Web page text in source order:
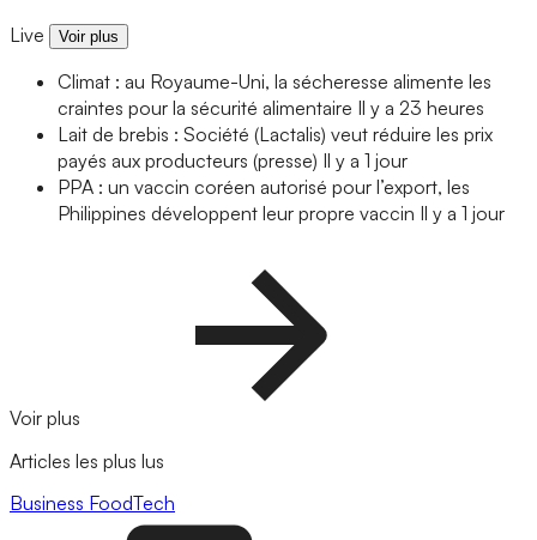
Live Voir plus
Climat : au Royaume-Uni, la sécheresse alimente les
craintes pour la sécurité alimentaire Il y a 23 heures
Lait de brebis : Société (Lactalis) veut réduire les prix
payés aux producteurs (presse) Il y a 1 jour
PPA : un vaccin coréen autorisé pour l’export, les
Philippines développent leur propre vaccin Il y a 1 jour
Voir plus
Articles les plus lus
Business FoodTech